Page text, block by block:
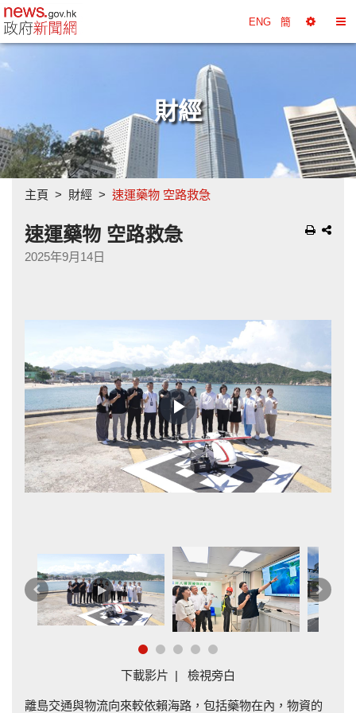
政府新聞網主頁 ENG 簡
擇
換
財經
主頁 財經 速運藥物 空路救急
速運藥物 空路救急
2025年9月14日
Play
Video
下
一
上
一
篇
下載影片 | 檢視旁白
離島交通與物流向來較依賴海路，包括藥物在內，物資的